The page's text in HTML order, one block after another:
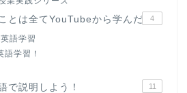
とは全てYouTubeから学んだ 4
語学習
学習！
で説明しよう！ 11